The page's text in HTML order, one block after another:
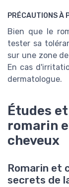
PRÉCAUTIONS À
Bien que le
tester sa
sur une zone
En cas
dermatologue.
Études
romarin
cheveux
Romarin et
secrets de